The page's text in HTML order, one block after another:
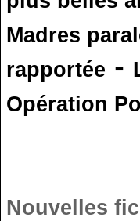
Madres
rapportée -
Opération
Nouvelles